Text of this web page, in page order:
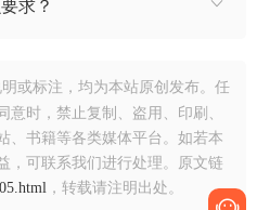
求？
或标注，均为本站原创发布。任
时，禁止复制、盗用、印刷、
、书籍等各类媒体平台。如若本
，可联系我们进行处理。原文链
，转载请注明出处。